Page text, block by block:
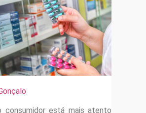
consumidor está mais atento